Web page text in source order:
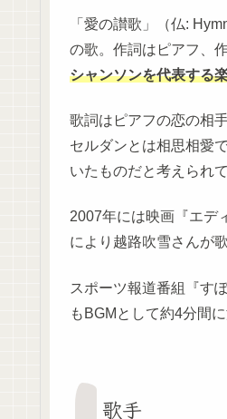
「愛の讃歌」（仏:
の歌。作詞はピアフ、
シャンソンを代表する
歌詞はピアフの恋の相
セルダンとは相思相愛
いたものだと考えられて
2007年には映画『エデ
により越路吹雪さんが
スポーツ報道番組『す
もBGMとして約4分間
歌手